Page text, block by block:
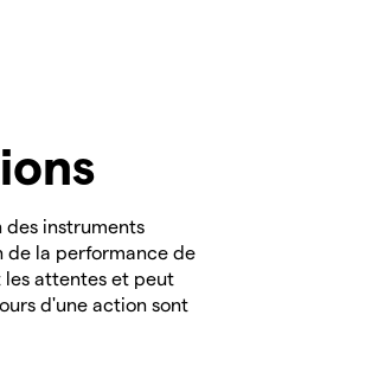
des instruments
de la performance de
les attentes et peut
d'une action sont